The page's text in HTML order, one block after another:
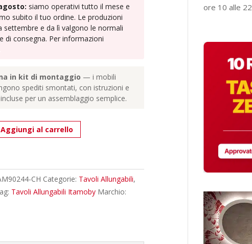
siamo operativi tutto il mese e
subito il tuo ordine. Le produzioni
settembre e da lì valgono le normali
di consegna. Per informazioni
in kit di montaggio — i mobili
spediti smontati, con istruzioni e
per un assemblaggio semplice.
Aggiungi al carrello
CH Categorie: Tavoli Allungabili,
Tavoli Allungabili Itamoby Marchio:
ore 10 alle 22